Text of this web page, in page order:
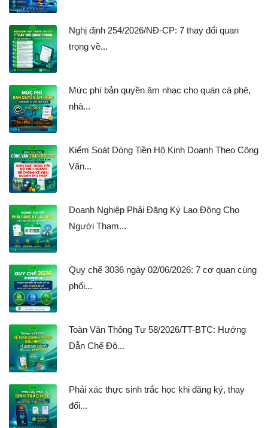
Nghị định 254/2026/NĐ-CP: 7 thay đổi quan
trọng về...
Mức phí bản quyền âm nhạc cho quán cà phê,
nhà...
Kiểm Soát Dòng Tiền Hộ Kinh Doanh Theo Công
Văn...
Doanh Nghiệp Phải Đăng Ký Lao Động Cho
Người Tham...
Quy chế 3036 ngày 02/06/2026: 7 cơ quan cùng
phối...
Toàn Văn Thông Tư 58/2026/TT-BTC: Hướng
Dẫn Chế Độ...
Phải xác thực sinh trắc học khi đăng ký, thay
đổi...